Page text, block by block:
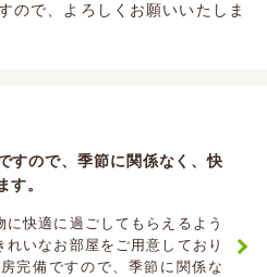
ので、よろしくお願いいたしま
すので、季節に関係なく、快
す。
に快適に過ごしてもらえるよう
れいなお部屋をご用意しており
完備ですので、季節に関係な